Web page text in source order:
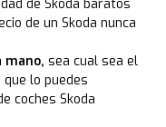
de Skoda baratos
de un Skoda nunca
mano, sea cual sea el
lo puedes
coches Skoda